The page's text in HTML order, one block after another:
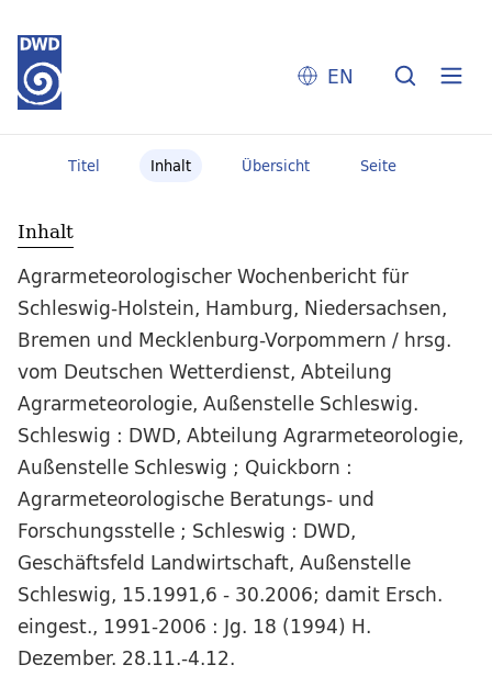
EN
Titel Inhalt Übersicht Seite
Inhalt
Agrarmeteorologischer Wochenbericht für
Schleswig-Holstein, Hamburg, Niedersachsen,
Bremen und Mecklenburg-Vorpommern / hrsg.
vom Deutschen Wetterdienst, Abteilung
Agrarmeteorologie, Außenstelle Schleswig.
Schleswig : DWD, Abteilung Agrarmeteorologie,
Außenstelle Schleswig ; Quickborn :
Agrarmeteorologische Beratungs- und
Forschungsstelle ; Schleswig : DWD,
Geschäftsfeld Landwirtschaft, Außenstelle
Schleswig, 15.1991,6 - 30.2006; damit Ersch.
eingest., 1991-2006 : Jg. 18 (1994) H.
Dezember. 28.11.-4.12.